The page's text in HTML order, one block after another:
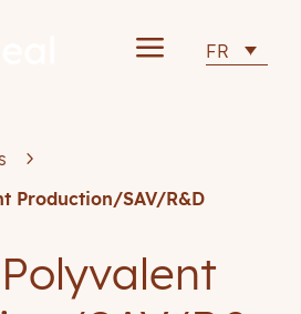
a FR
5
Production/SAV/R&D